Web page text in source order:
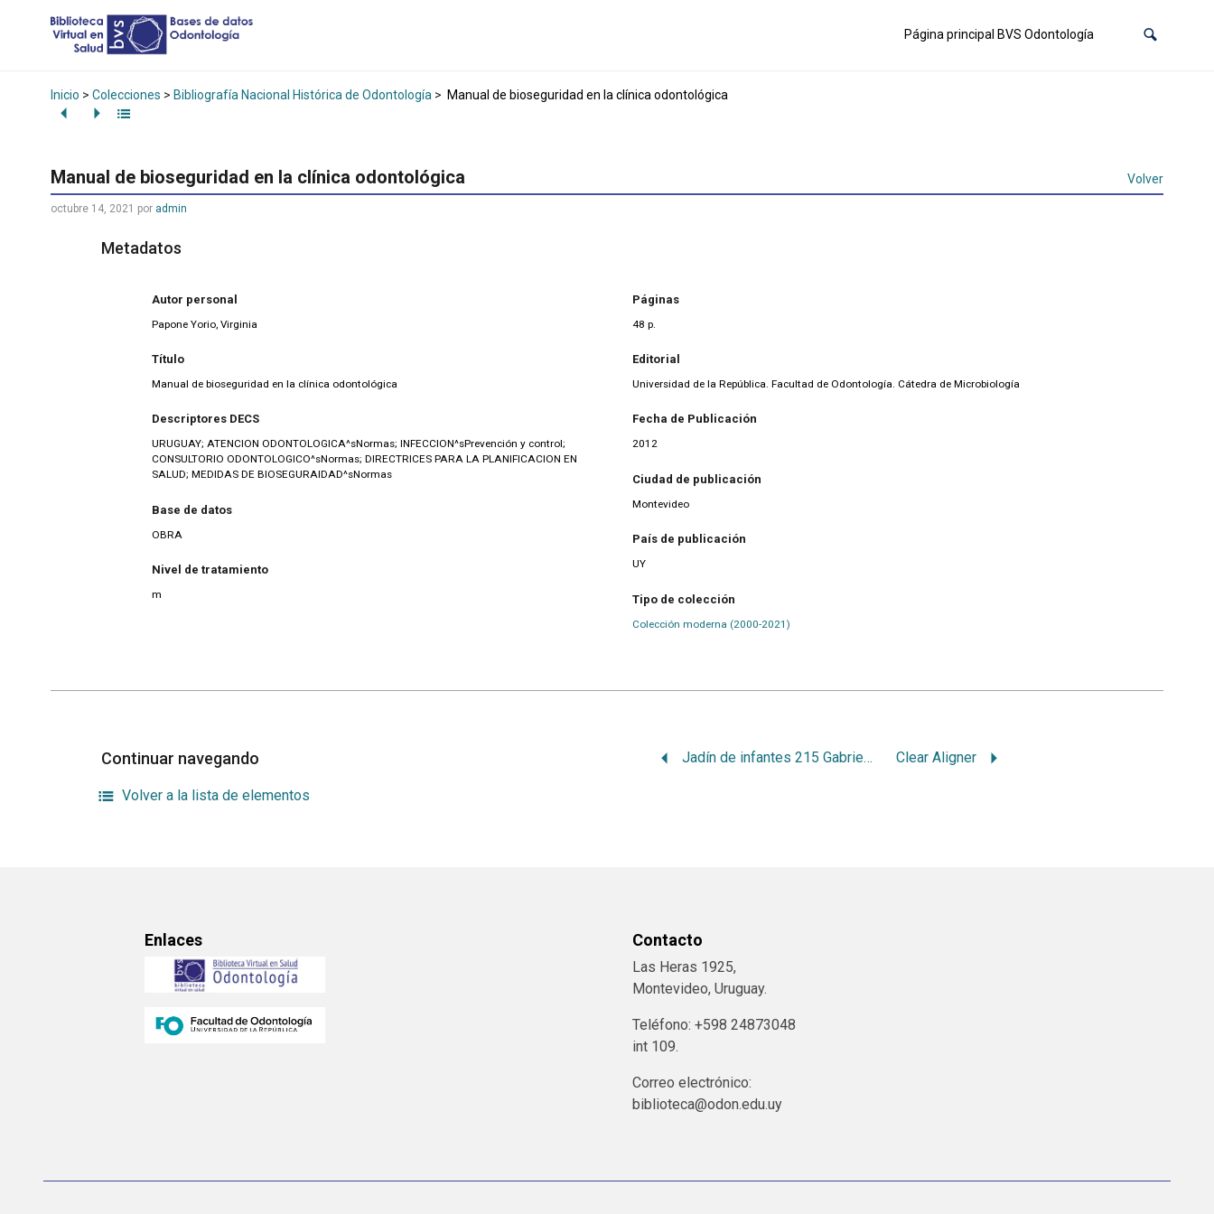
Página principal BVS Odontología
Inicio > Colecciones > Bibliografía Nacional Histórica de Odontología > Manual de bioseguridad en la clínica odontológica
Manual de bioseguridad en la clínica odontológica Volver
octubre 14, 2021 por admin
Metadatos
Autor personal
Papone Yorio, Virginia
Título
Manual de bioseguridad en la clínica odontológica
Descriptores DECS
URUGUAY; ATENCION ODONTOLOGICA^sNormas; INFECCION^sPrevención y control;
CONSULTORIO ODONTOLOGICO^sNormas; DIRECTRICES PARA LA PLANIFICACION EN
SALUD; MEDIDAS DE BIOSEGURAIDAD^sNormas
Base de datos
OBRA
Nivel de tratamiento
m
Páginas
48 p.
Editorial
Universidad de la República. Facultad de Odontología. Cátedra de Microbiología
Fecha de Publicación
2012
Ciudad de publicación
Montevideo
País de publicación
UY
Tipo de colección
Colección moderna (2000-2021)
Continuar navegando Jadín de infantes 215 Gabriela Mistral. Programa educativo preventivo asistencial 2011 Clear Aligner
Volver a la lista de elementos
Enlaces Contacto
Las Heras 1925,
Montevideo, Uruguay.
Teléfono: +598 24873048
int 109.
Correo electrónico:
biblioteca@odon.edu.uy